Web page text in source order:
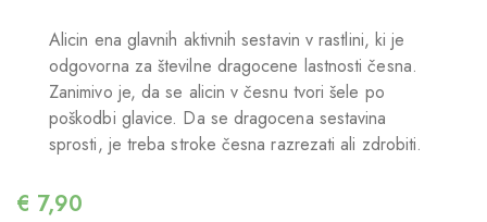
Alicin ena glavnih aktivnih sestavin v rastlini, ki je
odgovorna za številne dragocene lastnosti česna.
Zanimivo je, da se alicin v česnu tvori šele po
poškodbi glavice. Da se dragocena sestavina
sprosti, je treba stroke česna razrezati ali zdrobiti.
€ 7,90